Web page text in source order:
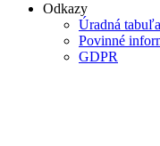
Odkazy
Úradná tabuľa
Povinné
GDPR